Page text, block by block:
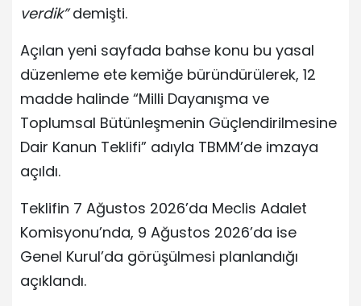
verdik”demişti.
Açılan yeni sayfada bahse konu bu yasal
düzenleme ete kemiğe büründürülerek, 12
madde halinde “Milli Dayanışma ve
Toplumsal Bütünleşmenin Güçlendirilmesine
Dair Kanun Teklifi” adıyla TBMM’de imzaya
açıldı.
Teklifin 7 Ağustos 2026’da Meclis Adalet
Komisyonu’nda, 9 Ağustos 2026’da ise
Genel Kurul’da görüşülmesi planlandığı
açıklandı.